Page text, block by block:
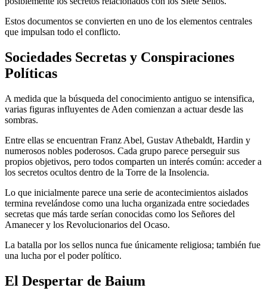
Estos documentos se convierten en uno de los elementos centrales
que impulsan todo el conflicto.
Sociedades Secretas y Conspiraciones
Políticas
A medida que la búsqueda del conocimiento antiguo se intensifica,
varias figuras influyentes de Aden comienzan a actuar desde las
sombras.
Entre ellas se encuentran Franz Abel, Gustav Athebaldt, Hardin y
numerosos nobles poderosos. Cada grupo parece perseguir sus
propios objetivos, pero todos comparten un interés común: acceder a
los secretos ocultos dentro de la Torre de la Insolencia.
Lo que inicialmente parece una serie de acontecimientos aislados
termina revelándose como una lucha organizada entre sociedades
secretas que más tarde serían conocidas como los Señores del
Amanecer y los Revolucionarios del Ocaso.
La batalla por los sellos nunca fue únicamente religiosa; también fue
una lucha por el poder político.
El Despertar de Baium